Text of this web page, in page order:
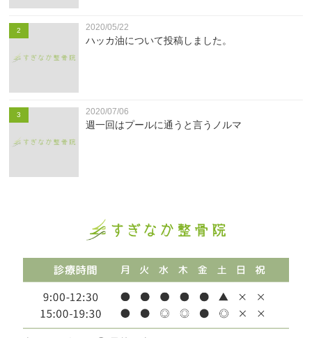
2 2020/05/22
ハッカ油について投稿しました。
3 2020/07/06
週一回はプールに通うと言うノルマ